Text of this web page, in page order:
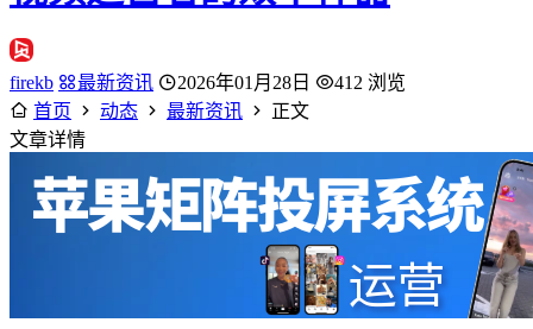
firekb 最新资讯 2026年01月28日
412 浏览
首页
动态 最新资讯
正文
文章详情